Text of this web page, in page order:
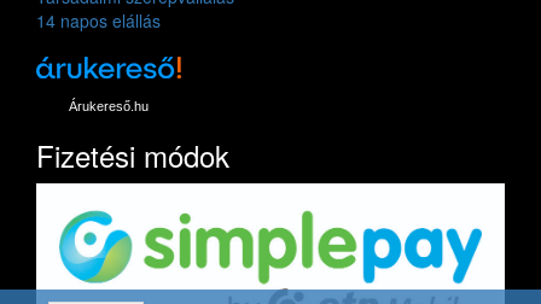
14 napos elállás
Árukereső.hu
Fizetési módok